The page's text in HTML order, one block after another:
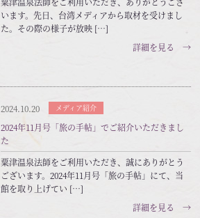
います。先日、台湾メディアから取材を受けまし
た。その際の様子が放映 […]
詳細を見る →
2024.10.20 メディア紹介
2024年11月号「旅の手帖」でご紹介いただきまし
た
粟津温泉法師をご利用いただき、誠にありがとう
ございます。2024年11月号「旅の手帖」にて、当
館を取り上げてい […]
詳細を見る →